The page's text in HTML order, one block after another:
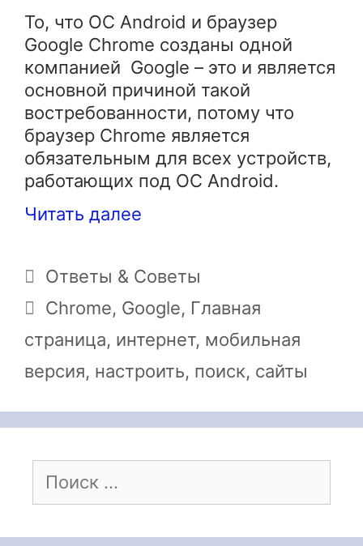
То, что ОС Android и браузер
Google Chrome созданы одной
компанией Google – это и является
основной причиной такой
востребованности, потому что
браузер Chrome является
обязательным для всех устройств,
работающих под ОС Android.
Читать далее
Рубрики
Ответы & Советы
Метки
Chrome, Google, Главная
страница, интернет, мобильная
версия, настроить, поиск, сайты